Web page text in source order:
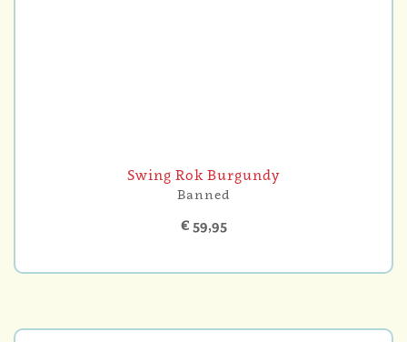
Swing Rok Burgundy
Banned
€ 59,95